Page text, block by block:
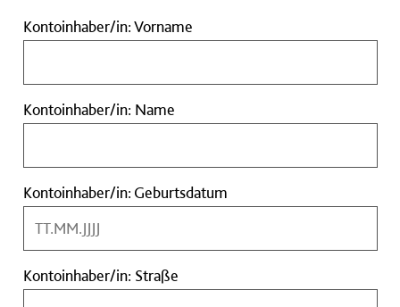
Kontoinhaber/in: Vorname
Vorname
Kontoinhaber/in: Name
Name
Kontoinhaber/in: Geburtsdatum
Geburtsdatum
Kontoinhaber/in: Straße
Straße